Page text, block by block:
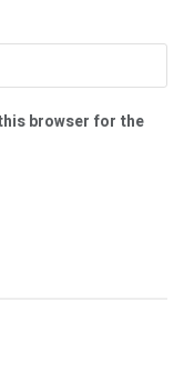
browser for the